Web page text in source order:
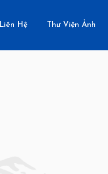
Liên Hệ Thư Viện Ảnh